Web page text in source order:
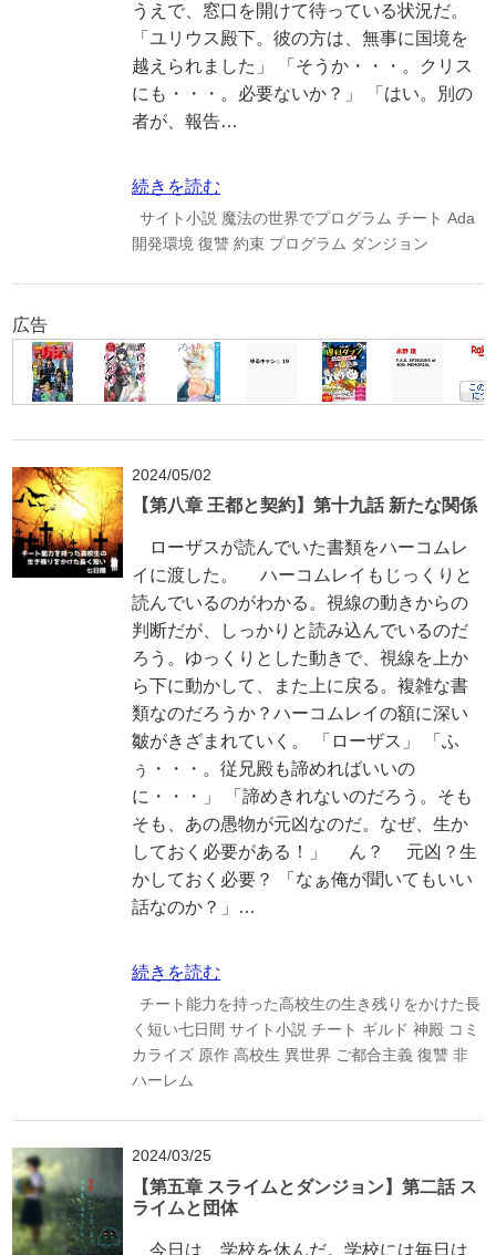
うえで、窓口を開けて待っている状況だ。
「ユリウス殿下。彼の方は、無事に国境を
越えられました」 「そうか・・・。クリス
にも・・・。必要ないか？」 「はい。別の
者が、報告…
続きを読む
サイト小説 魔法の世界でプログラム チート Ada
開発環境 復讐 約束 プログラム ダンジョン
広告
2024/05/02
【第八章 王都と契約】第十九話 新たな関係
ローザスが読んでいた書類をハーコムレ
イに渡した。 ハーコムレイもじっくりと
読んでいるのがわかる。視線の動きからの
判断だが、しっかりと読み込んでいるのだ
ろう。ゆっくりとした動きで、視線を上か
ら下に動かして、また上に戻る。複雑な書
類なのだろうか？ハーコムレイの額に深い
皺がきざまれていく。 「ローザス」 「ふ
ぅ・・・。従兄殿も諦めればいいの
に・・・」 「諦めきれないのだろう。そも
そも、あの愚物が元凶なのだ。なぜ、生か
しておく必要がある！」 ん？ 元凶？生
かしておく必要？ 「なぁ俺が聞いてもいい
話なのか？」…
続きを読む
チート能力を持った高校生の生き残りをかけた長
く短い七日間 サイト小説 チート ギルド 神殿 コミ
カライズ 原作 高校生 異世界 ご都合主義 復讐 非
ハーレム
2024/03/25
【第五章 スライムとダンジョン】第二話 ス
ライムと団体
今日は、学校を休んだ。学校には毎日は